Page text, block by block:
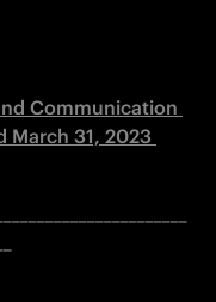
Communication
March 31, 2023